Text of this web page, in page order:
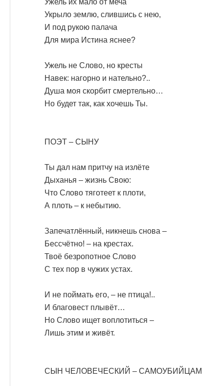
Ужель их мало от меча
Укрыло землю, слившись с нею,
И под рукою палача
Для мира Истина яснее?
Ужель не Слово, но кресты
Навек: нагорно и нательно?..
Душа моя скорбит смертельно…
Но будет так, как хочешь Ты.
ПОЭТ – СЫНУ
Ты дал нам притчу на излёте
Дыханья – жизнь Свою:
Что Слово тяготеет к плоти,
А плоть – к небытию.
Запечатлённый, никнешь снова –
Бессчётно! – на крестах.
Твоё безропотное Слово
С тех пор в чужих устах.
И не поймать его, – не птица!..
И благовест плывёт…
Но Слово ищет воплотиться –
Лишь этим и живёт.
СЫН ЧЕЛОВЕЧЕСКИЙ – САМОУБИЙЦАМ